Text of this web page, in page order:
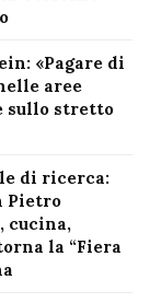
«Pagare di
aree
sullo stretto
di ricerca:
Pietro
cucina,
la “Fiera